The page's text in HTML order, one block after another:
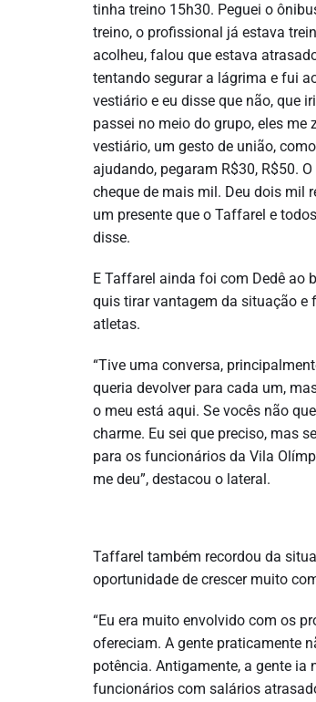
tinha treino 15h30. Peguei o
treino, o profissional já estava
acolheu, falou que estava
tentando segurar a lágrima e fui
vestiário e eu disse que não, que
passei no meio do grupo, eles me
vestiário, um gesto de união,
ajudando, pegaram R$30, R$50.
cheque de mais mil. Deu dois mil
um presente que o Taffarel e
disse.
E Taffarel ainda foi com Dedê ao
quis tirar vantagem da situação e
atletas.
“Tive uma conversa,
queria devolver para cada um,
o meu está aqui. Se vocês não
charme. Eu sei que preciso, mas
para os funcionários da Vila
me deu”, destacou o lateral.
Taffarel também recordou da
oportunidade de crescer muito
“Eu era muito envolvido com os
ofereciam. A gente praticamente
potência. Antigamente, a gente ia
funcionários com salários